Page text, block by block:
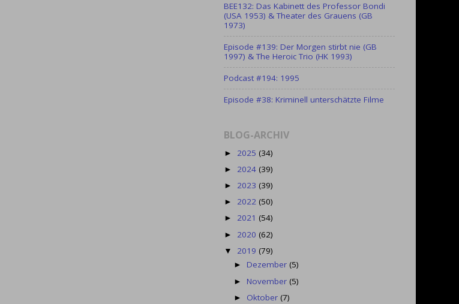
BEE132: Das Kabinett des Professor Bondi
(USA 1953) & Theater des Grauens (GB
1973)
Episode #139: Der Morgen stirbt nie (GB
1997) & The Heroic Trio (HK 1993)
Podcast #194: 1995
Episode #38: Kriminell unterschätzte Filme
BLOG-ARCHIV
► 2025 (34)
► 2024 (39)
► 2023 (39)
► 2022 (50)
► 2021 (54)
► 2020 (62)
▼ 2019 (79)
► Dezember(5)
► November(5)
► Oktober(7)